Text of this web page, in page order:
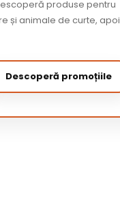
produse pentru
și animale de curte, apoi
Descoperă promoțiile